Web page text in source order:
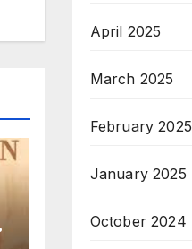
April 2025
March 2025
February 2025
January 2025
October 2024